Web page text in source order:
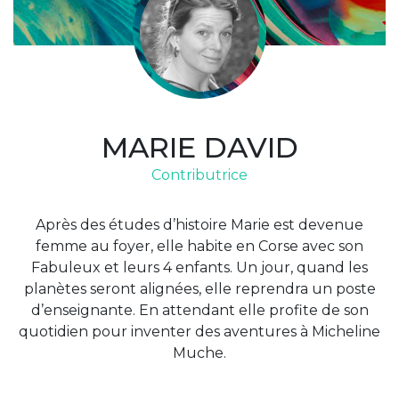
MARIE DAVID
Contributrice
Après des études d’histoire Marie est devenue
femme au foyer, elle habite en Corse avec son
Fabuleux et leurs 4 enfants. Un jour, quand les
planètes seront alignées, elle reprendra un poste
d’enseignante. En attendant elle profite de son
quotidien pour inventer des aventures à Micheline
Muche.